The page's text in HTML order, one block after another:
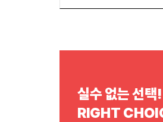
실수 없는 선택!
RIGHT